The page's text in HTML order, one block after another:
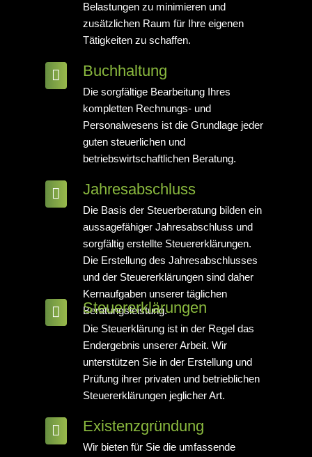
Belastungen zu minimieren und
zusätzlichen Raum für Ihre eigenen
Tätigkeiten zu schaffen.
Buchhaltung
Die sorgfältige Bearbeitung Ihres
kompletten Rechnungs- und
Personalwesens ist die Grundlage jeder
guten steuerlichen und
betriebswirtschaftlichen Beratung.
Jahresabschluss
Die Basis der Steuerberatung bilden ein
aussagefähiger Jahresabschluss und
sorgfältig erstellte Steuererklärungen.
Die Erstellung des Jahresabschlusses
und der Steuererklärungen sind daher
Kernaufgaben unserer täglichen
Beratungsleistung.
Steuererklärungen
Die Steuerklärung ist in der Regel das
Endergebnis unserer Arbeit. Wir
unterstützen Sie in der Erstellung und
Prüfung ihrer privaten und betrieblichen
Steuererklärungen jeglicher Art.
Existenzgründung
Wir bieten für Sie die umfassende